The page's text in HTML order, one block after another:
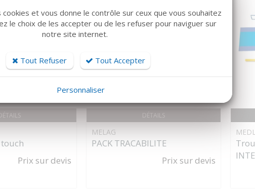
Prix sur devis
DÉTAILS
MELAG
PACK TRACABILITE
Prix sur devis
et vous donne le contrôle sur ceux que vous souhaitez
le choix de les accepter ou de les refuser pour naviguer sur
notre site internet.
Tout Refuser Tout Accepter
Personnaliser